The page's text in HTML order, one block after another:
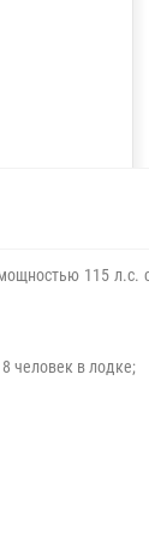
115
человек в лодке;